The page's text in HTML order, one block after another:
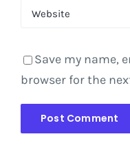
Save my name,
browser for the